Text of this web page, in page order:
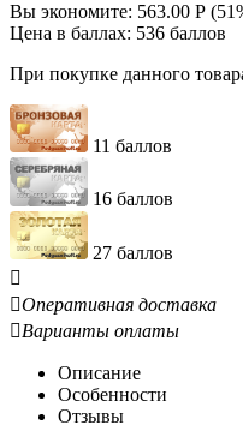
Вы экономите: 563.00 Р (51
Цена в баллах: 536 баллов
При покупке данного
11 баллов
16 баллов
27 баллов

Оперативная доставка
Варианты оплаты
Описание
Особенности
Отзывы